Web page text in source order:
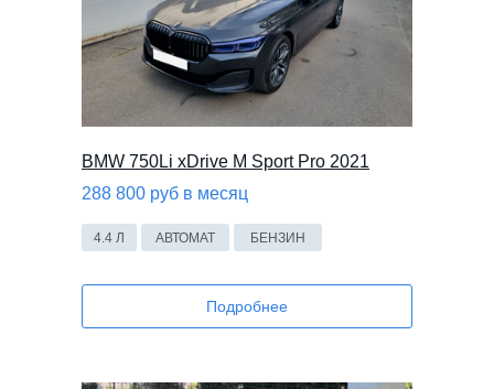
BMW 750Li xDrive M Sport Pro 2021
288 800 руб в месяц
Подробнее
4.4 Л АВТОМАТ БЕНЗИН